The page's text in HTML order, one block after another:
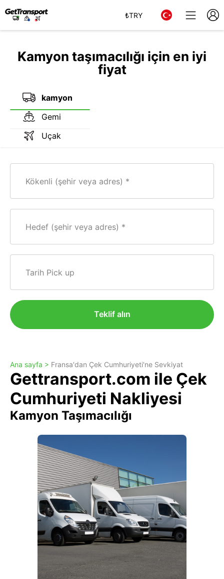
₺TRY
Kamyon taşımacılığı için en iyi
fiyat
kamyon
Gemi
Uçak
Kökenli (şehir veya adres)
Hedef (şehir veya adres)
Tarih Pick up
Teklif alın
Ana sayfa > Fransa'dan Çek Cumhuriyeti'ne Sevkiyat
Gettransport.com ile Çek
Cumhuriyeti Nakliyesi
Kamyon Taşımacılığı